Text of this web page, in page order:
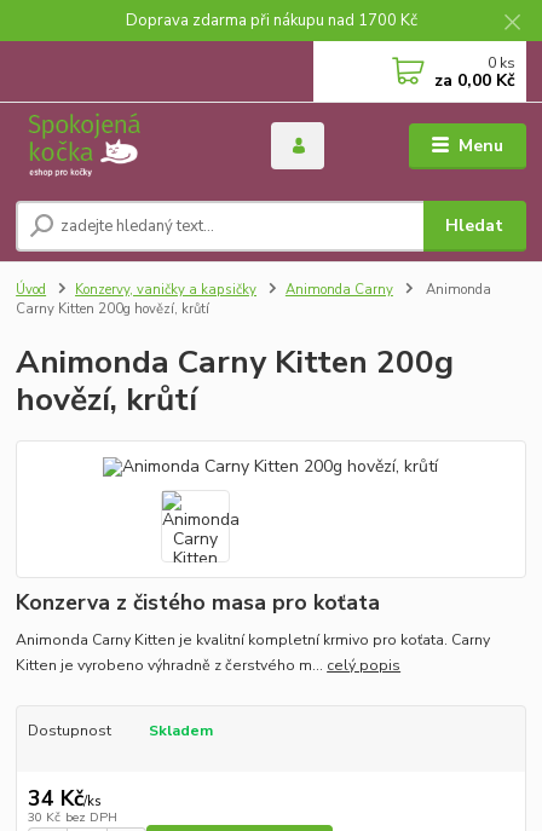
Doprava zdarma při nákupu nad 1700 Kč
Menu
Hledat
0 ks
za 0,00 Kč
Úvod Konzervy, vaničky a kapsičky Animonda Carny
Animonda
Carny Kitten 200g hovězí, krůtí
Animonda Carny Kitten 200g
hovězí, krůtí
Konzerva z čistého masa pro koťata
Animonda Carny Kitten je kvalitní kompletní krmivo pro koťata. Carny
Kitten je vyrobeno výhradně z čerstvého m... celý popis
Dostupnost Skladem
34 Kč/ks
30 Kč bez DPH